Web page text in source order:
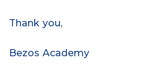
Thank you,
Bezos Academy